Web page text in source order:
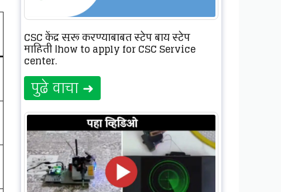
CSC केंद्र सुरू करण्याबाबत स्टेप बाय स्टेप
माहिती |how to apply for CSC Service
center.
पुढे वाचा ➜